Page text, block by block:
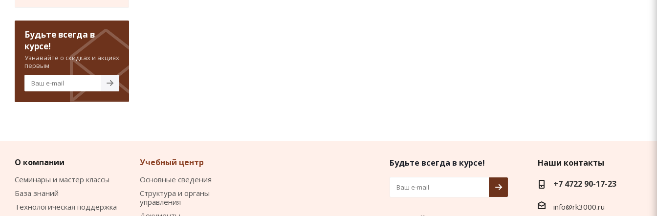
Будьте всегда в
курсе!
Узнавайте о скидках и акциях
первым
О компании
Семинары и мастер классы
База знаний
Технологическая поддержка
Учебный центр
Основные сведения
Структура и органы
управления
Будьте всегда в курсе!
Наши контакты
+7 4722 90-17-23
info@rk3000.ru